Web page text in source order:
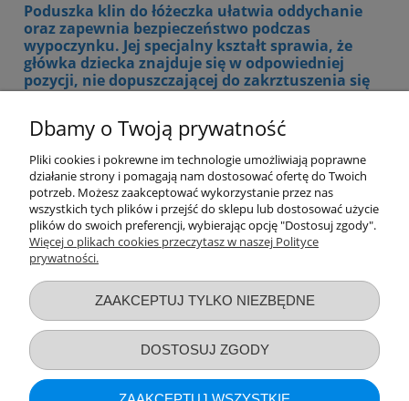
Poduszka klin do łóżeczka ułatwia oddychanie
oraz zapewnia bezpieczeństwo podczas
wypoczynku. Jej specjalny kształt sprawia, że
główka dziecka znajduje się w odpowiedniej
pozycji, nie dopuszczającej do zakrztuszenia się
pokarmem. Wykonane są z wielogatunkowej
Znajdziesz u nas również poduszkę wykonaną z
pianki memory. Poduszka ta dopasowuje się do
kształtu głowy podczas snu i zapobiega
odkształceniu delikatnej główki dziecka.
Zapewnia odpowiednie podparcie, w różnych
pozycjach snu.
Dbamy o Twoją prywatność
Pliki cookies i pokrewne im technologie umożliwiają poprawne
działanie strony i pomagają nam dostosować ofertę do Twoich
potrzeb. Możesz zaakceptować wykorzystanie przez nas
wszystkich tych plików i przejść do sklepu lub dostosować użycie
plików do swoich preferencji, wybierając opcję "Dostosuj zgody".
Więcej o plikach cookies przeczytasz w naszej Polityce
prywatności.
ZAAKCEPTUJ TYLKO NIEZBĘDNE
DOSTOSUJ ZGODY